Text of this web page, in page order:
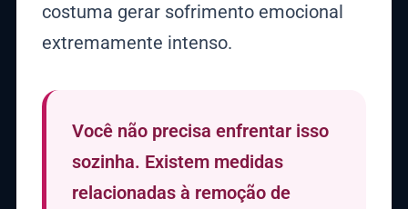
costuma gerar sofrimento emocional
extremamente intenso.
Você não precisa enfrentar isso
sozinha. Existem medidas
relacionadas à remoção de